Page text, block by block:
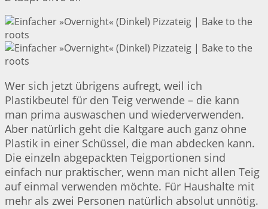
Wer sich jetzt übrigens aufregt, weil ich
Plastikbeutel für den Teig verwende – die kann
man prima auswaschen und wiederverwenden.
Aber natürlich geht die Kaltgare auch ganz ohne
Plastik in einer Schüssel, die man abdecken kann.
Die einzeln abgepackten Teigportionen sind
einfach nur praktischer, wenn man nicht allen Teig
auf einmal verwenden möchte. Für Haushalte mit
mehr als zwei Personen natürlich absolut unnötig.